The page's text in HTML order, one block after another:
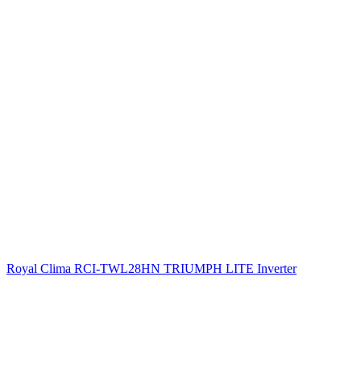
Royal Clima RCI-TWL28HN TRIUMPH LITE Inverter